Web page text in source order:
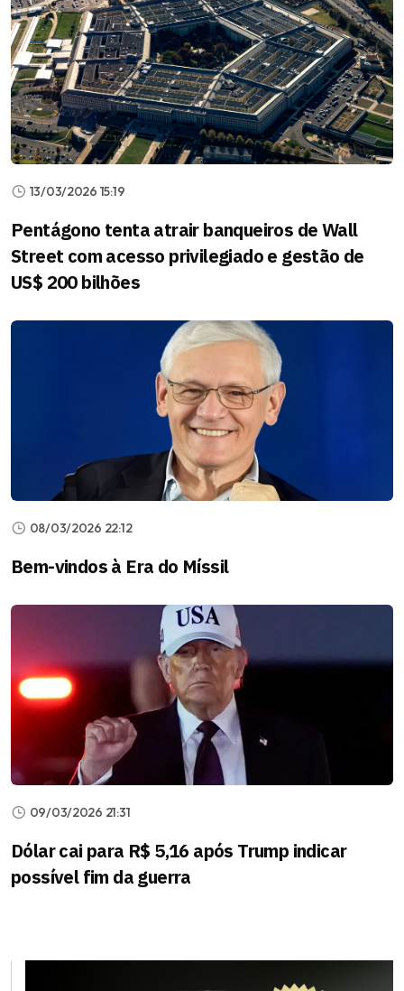
13/03/2026 15:19
Pentágono tenta atrair banqueiros de Wall
Street com acesso privilegiado e gestão de
US$ 200 bilhões
08/03/2026 22:12
Bem-vindos à Era do Míssil
09/03/2026 21:31
Dólar cai para R$ 5,16 após Trump indicar
possível fim da guerra